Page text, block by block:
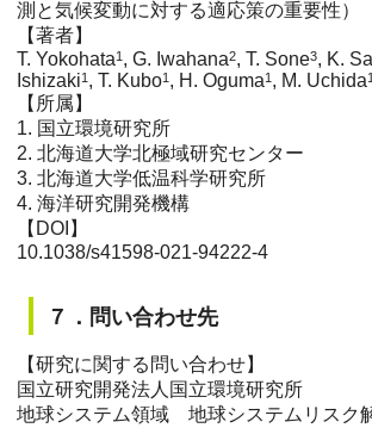
測と気候変動に対する適応策の重要性）
【著者】
T. Yokohata1 , G. Iwahana2, T. Sone3, K.
Ishizaki1 , T. Kubo1 , H. Oguma1 , M. Uchida1
【所属】
1. 国立環境研究所
2. 北海道大学北極域研究センター
3. 北海道大学低温科学研究所
4. 海洋研究開発機構
【DOI】
10.1038/s41598-021-94222-4
７．問い合わせ先
【研究に関する問い合わせ】
国立研究開発法人国立環境研究所
地球システム領域 地球システムリスク